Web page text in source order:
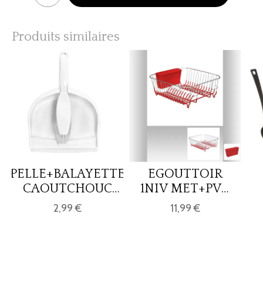
Produits similaires
PELLE+BALAYETTE
CAOUTCHOUC
GREGE
2,99 €
EGOUTTOIR
1NIV MET+PVC
ROUG RC
11,99 €